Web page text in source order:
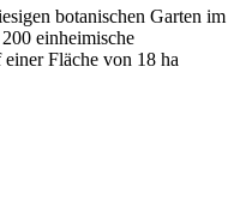
botanischen Garten im
einheimische
einer Fläche von 18 ha